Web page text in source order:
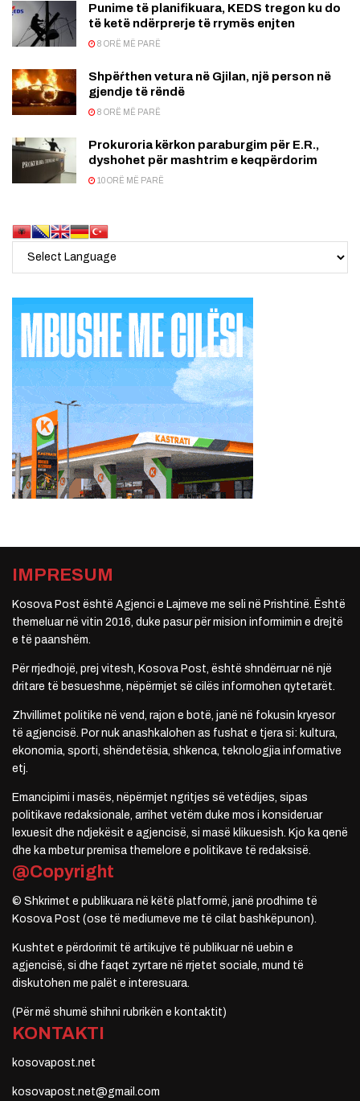
Punime të planifikuara, KEDS tregon ku do
të ketë ndërprerje të rrymës enjten
8 ORË MË PARË
Shpëŕthen vetura në Gjilan, një person në
gjendje të rëndë
8 ORË MË PARË
Prokuroria kërkon paraburgim për E.R.,
dyshohet për mashtrim e keqpërdorim
10 ORË MË PARË
IMPRESUM
Kosova Post është Agjenci e Lajmeve me seli në Prishtinë. Është
themeluar në vitin 2016, duke pasur për mision informimin e drejtë
e të paanshëm.
Për rrjedhojë, prej vitesh, Kosova Post, është shndërruar në një
dritare të besueshme, nëpërmjet së cilës informohen qytetarët.
Zhvillimet politike në vend, rajon e botë, janë në fokusin kryesor
të agjencisë. Por nuk anashkalohen as fushat e tjera si: kultura,
ekonomia, sporti, shëndetësia, shkenca, teknologjia informative
etj.
Emancipimi i masës, nëpërmjet ngritjes së vetëdijes, sipas
politikave redaksionale, arrihet vetëm duke mos i konsideruar
lexuesit dhe ndjekësit e agjencisë, si masë klikuesish. Kjo ka qenë
dhe ka mbetur premisa themelore e politikave të redaksisë.
@Copyright
© Shkrimet e publikuara në këtë platformë, janë prodhime të
Kosova Post (ose të mediumeve me të cilat bashkëpunon).
Kushtet e përdorimit të artikujve të publikuar në uebin e
agjencisë, si dhe faqet zyrtare në rrjetet sociale, mund të
diskutohen me palët e interesuara.
(Për më shumë shihni rubrikën e kontaktit)
KONTAKTI
kosovapost.net
kosovapost.net@gmail.com